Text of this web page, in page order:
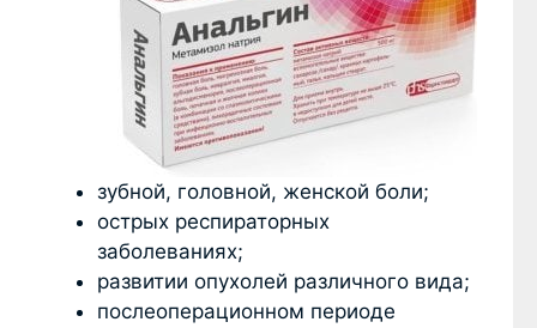
зубной, головной, женской боли;
острых респираторных
заболеваниях;
развитии опухолей различного вида;
послеоперационном периоде